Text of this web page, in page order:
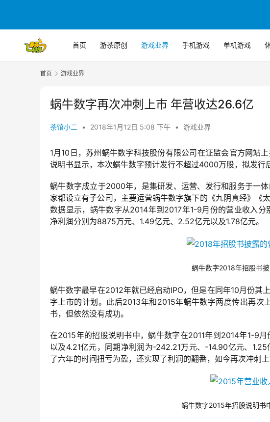
首页 游茶原创 游戏业界 手机游戏 单机游戏
首页 游戏业界
蜗牛数字再次冲刺上市 年营收达26.6亿
茶馆小二 • 2018年1月12日 5:08 下午 • 游戏业界
1月10日，苏州蜗牛数字科技股份有限公司在证监会官方网站
说明书显示，本次蜗牛数字预计发行不超过4000万股，拟发行
蜗牛数字成立于2000年，是集研发、运营、发行和服务于一
家都设立有子公司，主要运营蜗牛数字旗下的《九阴真经》《
数据显示，蜗牛数字从2014年到2017年1-9月份的营业收入分
净利润分别为8875万元、1.49亿元、2.52亿元以及1.78亿元。
蜗牛数字2018年招股书
蜗牛数字最早在2012年就已经启动IPO，但是在同年10月份其
字上市的计划。此后2013年和2015年蜗牛数字两度传出再次
书，但依然没有成功。
在2015年的招股说明书中，蜗牛数字在2011年到2014年1-9
以及4.21亿元，同期净利润为-242.21万元、-14.90亿元、
了六年的时间扭亏为盈，还实现了利润的翻番，如今再次冲刺上
蜗牛数字2015年招股说明书